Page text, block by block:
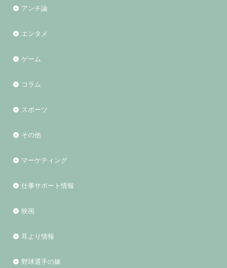
アンチ論
エンタメ
ゲーム
コラム
スポーツ
その他
マーケティング
仕事サポート情報
映画
耳より情報
野球選手の嫁